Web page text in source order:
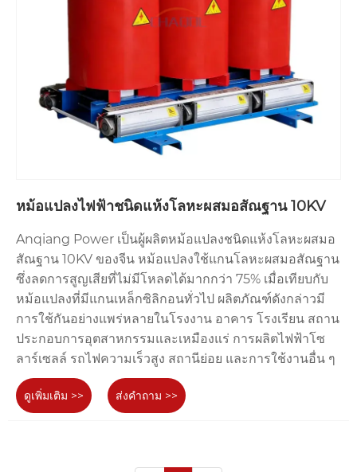
หม้อแปลงไฟฟ้าชนิดแห้งโลหะผสมอสัณฐาน 10KV
Anqiang Power เป็นผู้ผลิตหม้อแปลงชนิดแห้งโลหะผสมอ
สัณฐาน 10KV ของจีน หม้อแปลงใช้แกนโลหะผสมอสัณฐาน
ซึ่งลดการสูญเสียที่ไม่มีโหลดได้มากกว่า 75% เมื่อเทียบกับ
หม้อแปลงที่มีแกนเหล็กซิลิกอนทั่วไป ผลิตภัณฑ์ดังกล่าวมี
การใช้กันอย่างแพร่หลายในโรงงาน อาคาร โรงเรียน สถาน
ประกอบการอุตสาหกรรมและเหมืองแร่ การผลิตไฟฟ้าโซ
ลาร์เซลล์ รถไฟความเร็วสูง สถานีย่อย และการใช้งานอื่น ๆ
ดูเพิ่มเติม >> ส่งคำถาม >>